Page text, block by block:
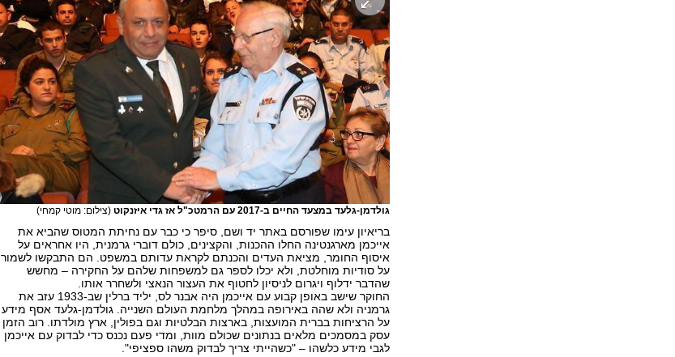
גולדמן-גלעד במצעד החיים ב-2017 עם הרמטכ"ל אז גדי איזנקוט (צילום: מוטי קמחי)
בריאיון עימו שפורסם באתר יד ושם, סיפר כי כבר עם נחיתת המטוס שהביא את
אייכמן מארגנטינה החלו ההכנות, והקצינים, כולם דוברי גרמנית, היו אחראים על
איסוף החומר, מציאת העדים והכנתם לקראת עדותם במשפט. הם התבקשו לשמור
על סודיות מוחלטת, ולא יכלו לספר גם למשפחות שלהם על החקירה – מחשש
שהדבר ידלוף ויגרום לניסיון לחטוף את העצור הנאצי ולשחרר אותו.
החוקר שישב באופן קבוע עם אייכמן היה אבנר לס, יליד ברלין שב-1933 עזב את
גרמניה ולא שהה באירופה במהלך מלחמת העולם השנייה. גולדמן-גלעד אסף מידע
על הרציחות בברית המועצות, בארצות הבלטיות וגם בפולין, ארץ מולדתו. רוב הזמן
עסק במסמכים מלאים בנתונים שכולם מוות, ומדי פעם נכנס כדי לבדוק עם אייכמן
לגבי מידע כלשהו – "כשהייתי צריך לבדוק משהו ספציפי".